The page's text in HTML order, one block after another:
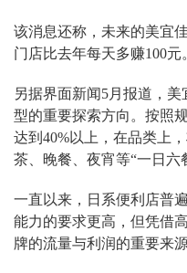
该消息还称，未来的美宜
门店比去年每天多赚100元
另据界面新闻5月报道，
型的重要探索方向。按照
达到40%以上，在品类上
茶、晚餐、夜宵等“一日六
一直以来，日系便利店普
能力的要求更高，但凭借
牌的流量与利润的重要来